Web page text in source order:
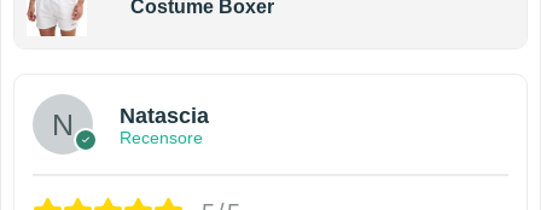
Costume Boxer
Natascia
Recensore